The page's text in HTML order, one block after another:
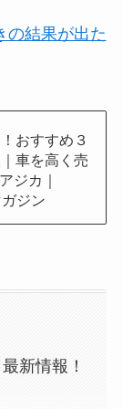
の結果が出た
おすすめ３
車を高く売
ジカ｜
ジン
新情報！